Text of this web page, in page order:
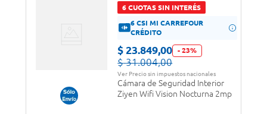
6 CUOTAS SIN INTERÉS
6 CSI MI CARREFOUR
CRÉDITO
$ 23.849,00 -23%
$ 31.004,00
Ver Precio sin impuestos nacionales
Cámara de Seguridad Interior
Ziyen Wifi Vision Nocturna 2mp